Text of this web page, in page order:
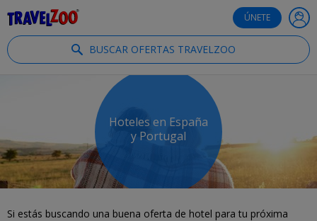
ÚNETE
BUSCAR OFERTAS TRAVELZOO
Hoteles en España
y Portugal
Si estás buscando una buena oferta de hotel para tu próxima